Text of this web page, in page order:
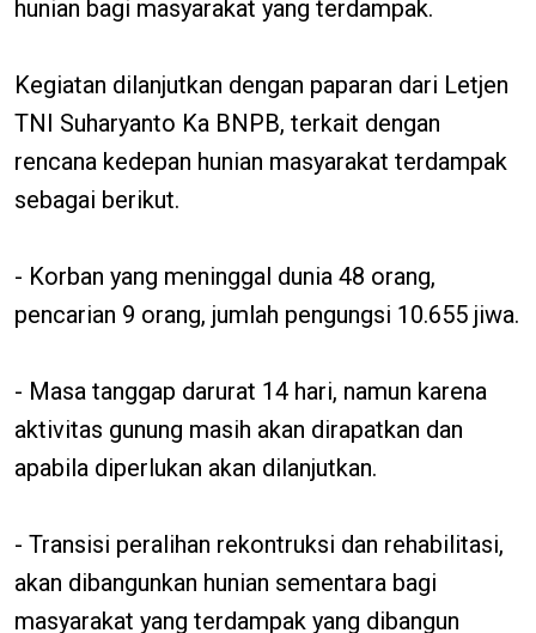
hunian bagi masyarakat yang terdampak.
Kegiatan dilanjutkan dengan paparan dari Letjen
TNI Suharyanto Ka BNPB, terkait dengan
rencana kedepan hunian masyarakat terdampak
sebagai berikut.
- Korban yang meninggal dunia 48 orang,
pencarian 9 orang, jumlah pengungsi 10.655 jiwa.
- Masa tanggap darurat 14 hari, namun karena
aktivitas gunung masih akan dirapatkan dan
apabila diperlukan akan dilanjutkan.
- Transisi peralihan rekontruksi dan rehabilitasi,
akan dibangunkan hunian sementara bagi
masyarakat yang terdampak yang dibangun